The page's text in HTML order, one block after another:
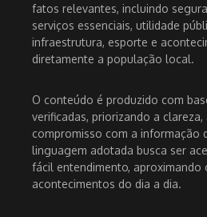
fatos relevantes, incluindo
serviços essenciais, utilidade
infraestrutura, esporte e
diretamente a população local.
O conteúdo é produzido com
verificadas, priorizando a
compromisso com a informação
linguagem adotada busca ser
fácil entendimento, aproximando
acontecimentos do dia a dia.